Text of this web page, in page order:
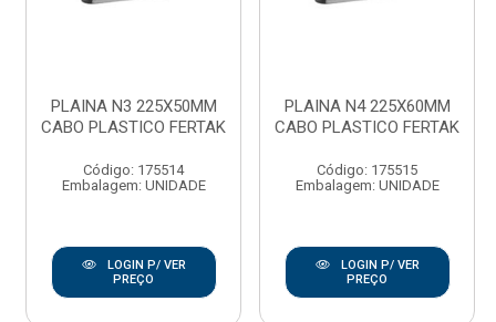
PLAINA N3 225X50MM
CABO PLASTICO FERTAK
Código: 175514
Embalagem: UNIDADE
LOGIN P/ VER
PREÇO
PLAINA N4 225X60MM
CABO PLASTICO FERTAK
Código: 175515
Embalagem: UNIDADE
LOGIN P/ VER
PREÇO